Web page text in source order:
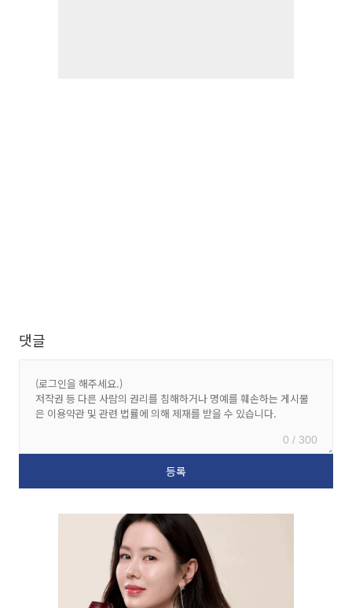
댓글
0 / 300